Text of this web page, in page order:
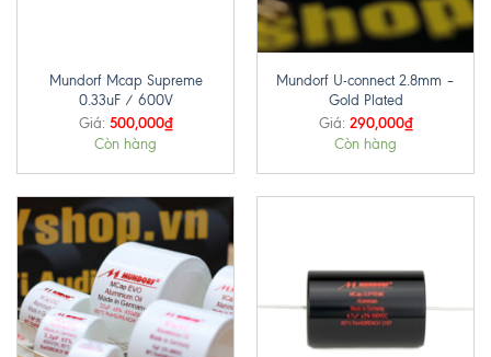
Mundorf Mcap Supreme
0.33uF / 600V
Giá: 500,000₫
Còn hàng
Mundorf U-connect 2.8mm –
Gold Plated
Giá: 290,000₫
Còn hàng